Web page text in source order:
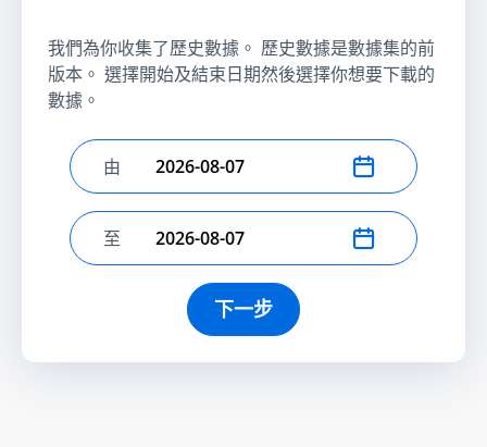
我們為你收集了歷史數據。 歷史數據是數據集的前
版本。 選擇開始及結束日期然後選擇你想要下載的
數據。
選擇開始日期
由
選擇結束日期
至
下一步